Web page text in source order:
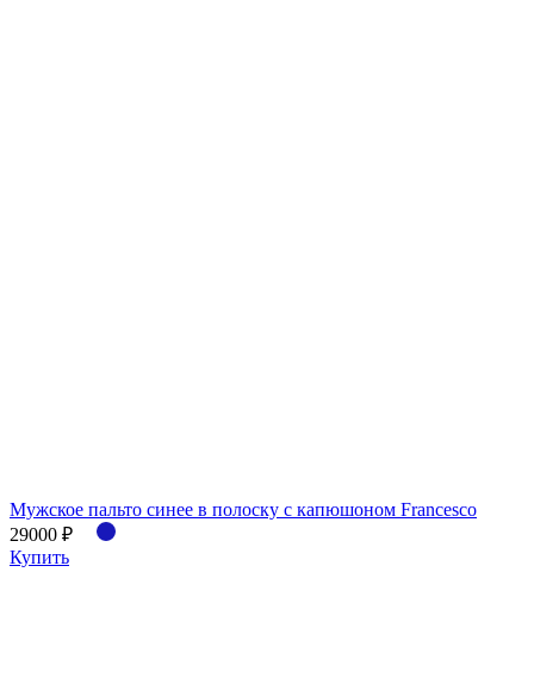
Мужское пальто синее в полоску с капюшоном Francesco
29000 ₽
Купить